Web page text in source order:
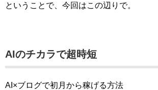
ということで、今回はこの辺りで。
AIのチカラで超時短
AI×ブログで初月から稼げる方法